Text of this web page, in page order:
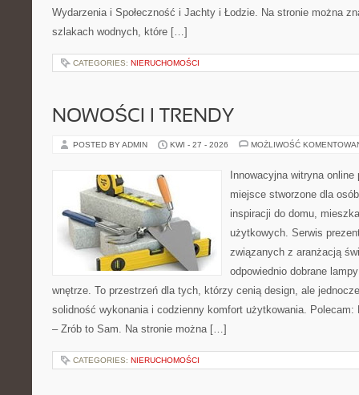
Wydarzenia i Społeczność i Jachty i Łodzie. Na stronie można
szlakach wodnych, które […]
CATEGORIES: NIERUCHOMOŚCI
NOWOŚCI I TRENDY
POSTED BY ADMIN KWI - 27 - 2026 MOŻLIWOŚĆ
Innowacyjna witryna
miejsce stworzone dla
inspiracji do domu,
użytkowych. Serwis
związanych z aranżacją
odpowiednio dobrane
wnętrze. To przestrzeń dla tych, którzy cenią design, ale
solidność wykonania i codzienny komfort użytkowania. Polecam:
– Zrób to Sam. Na stronie można […]
CATEGORIES: NIERUCHOMOŚCI